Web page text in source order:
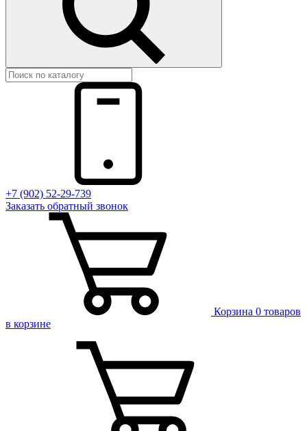
+7 (902) 52-29-739
Заказать обратный звонок
Корзина 0 товаров
в корзине